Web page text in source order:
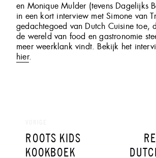
en Monique Mulder (tevens Dagelijks
in een kort interview met Simone van
gedachtegoed van Dutch Cuisine toe,
de wereld van food en gastronomie
meer weerklank vindt. Bekijk het
hier.
VORIG
BERICHT:
ROOTS KIDS
KOOKBOEK
VOLGEND
BERICHT: